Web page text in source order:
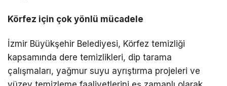
Körfez için çok yönlü mücadele
İzmir Büyükşehir Belediyesi, Körfez temizliği
kapsamında dere temizlikleri, dip tarama
çalışmaları, yağmur suyu ayrıştırma projeleri ve